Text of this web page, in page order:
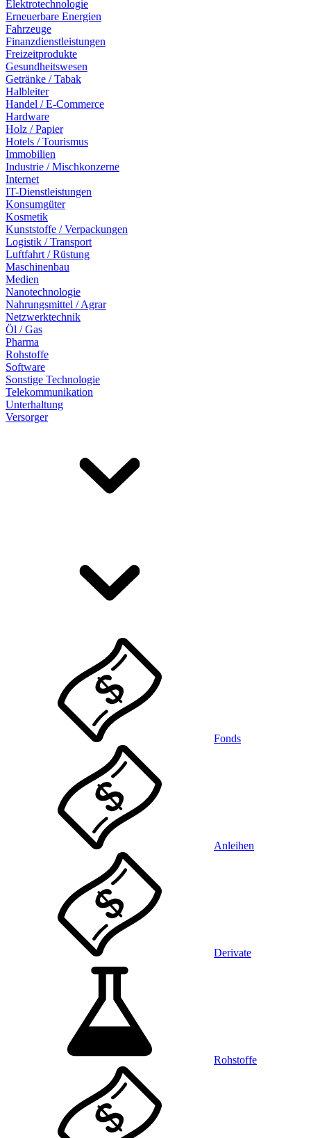
Elektrotechnologie
Erneuerbare Energien
Fahrzeuge
Finanzdienstleistungen
Freizeitprodukte
Gesundheitswesen
Getränke / Tabak
Halbleiter
Handel / E-Commerce
Hardware
Holz / Papier
Hotels / Tourismus
Immobilien
Industrie / Mischkonzerne
Internet
IT-Dienstleistungen
Konsumgüter
Kosmetik
Kunststoffe / Verpackungen
Logistik / Transport
Luftfahrt / Rüstung
Maschinenbau
Medien
Nanotechnologie
Nahrungsmittel / Agrar
Netzwerktechnik
Öl / Gas
Pharma
Rohstoffe
Software
Sonstige Technologie
Telekommunikation
Unterhaltung
Versorger
Fonds
Anleihen
Derivate
Rohstoffe